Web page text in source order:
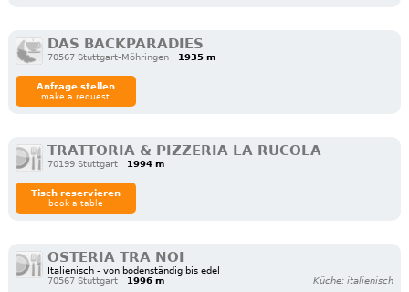
DAS BACKPARADIES
70567 Stuttgart-Möhringen 1935 m
Anfrage stellen
make a request
TRATTORIA & PIZZERIA LA RUCOLA
70199 Stuttgart 1994 m
Tisch reservieren
book a table
OSTERIA TRA NOI
Italienisch - von bodenständig bis edel
70567 Stuttgart
1996 m Küche: italienisch